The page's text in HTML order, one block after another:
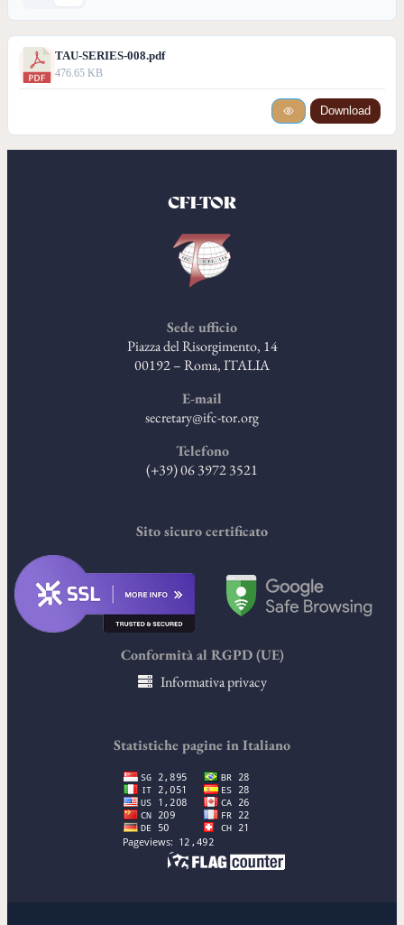
TAU-SERIES-008.pdf
476.65 KB
Download
CFI-TOR
Sede ufficio
Piazza del Risorgimento, 14
00192 – Roma, ITALIA
E-mail
secretary@ifc-tor.org
Telefono
(+39) 06 3972 3521
Sito sicuro certificato
Conformità al RGPD (UE)
Informativa privacy
Statistiche pagine in Italiano